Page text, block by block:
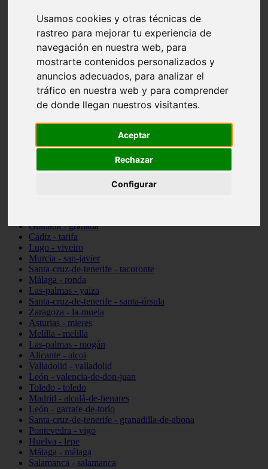
Usamos cookies y otras técnicas de
rastreo para mejorar tu experiencia de
navegación en nuestra web, para
mostrarte contenidos personalizados y
anuncios adecuados, para analizar el
tráfico en nuestra web y para comprender
de donde llegan nuestros visitantes.
Aceptar
Rechazar
Configurar
Madrid - pozuelo-de-alarcón
Teruel - sarrión
Cádiz - algodonales
Illes-balears - inca
Madrid - madrid
Málaga - torremolinos
Asturias - oviedo
Cádiz - el-puerto-de-santa-maría
Asturias - aller
Zaragoza - zaragoza
Valencia - valencia
Granada - granada
Cádiz - tarifa
Lugo - viveiro
Murcia - san-javier
Santa-cruz-de-tenerife - tacoronte
Málaga - ronda
Las-palmas - yaiza
Santa-cruz-de-tenerife - santa-úrsula
Zaragoza - la-muela
Asturias - mieres
Melilla - melilla
Las-palmas - mogán
Alicante - alcoi
Valladolid - valladolid
León - valencia-de-don-juan
Toledo - toledo
Madrid - alcalá-de-henares
León - garrafe-de-torío
Santa-cruz-de-tenerife - granadilla-de-abona
Pontevedra - vigo
Huelva - lepe
Málaga - málaga
Salamanca - salamanca